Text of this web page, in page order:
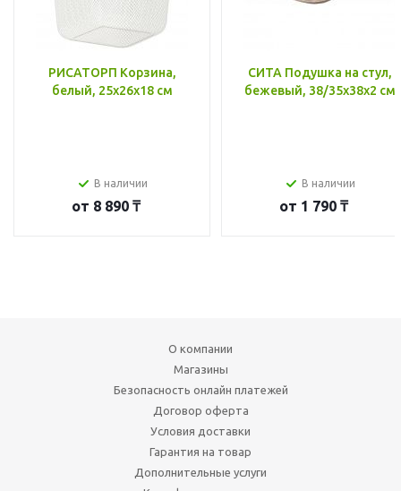
РИСАТОРП Корзина,
белый, 25x26x18 см
В наличии
от 8 890 ₸
СИТА Подушка на стул,
бежевый, 38/35x38x2 см
В наличии
от 1 790 ₸
О компании
Магазины
Безопасность онлайн платежей
Договор оферта
Условия доставки
Гарантия на товар
Дополнительные услуги